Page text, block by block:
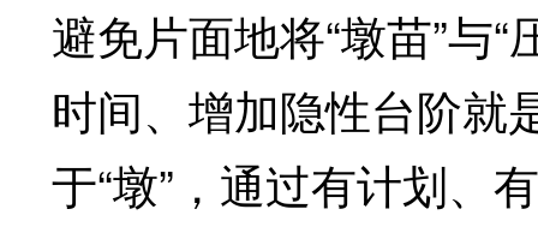
避免片面地将“墩苗”与
时间、增加隐性台阶就
于“墩”，通过有计划、